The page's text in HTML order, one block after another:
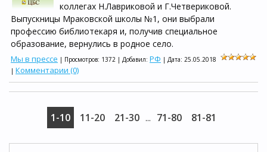
коллегах Н.Лавриковой и Г.Четвериковой.
Выпускницы Мраковской школы №1, они выбрали
профессию библиотекаря и, получив специальное
образование, вернулись в родное село.
Мы в прессе | Просмотров: 1372 | Добавил: РФ | Дата: 25.05.2018
| Комментарии (0)
1-10 11-20 21-30 ... 71-80 81-81